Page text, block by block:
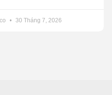
30 Tháng 7, 2026